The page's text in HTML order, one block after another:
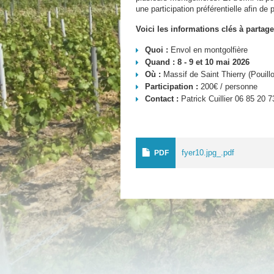
une participation préférentielle afin de
Voici les informations clés à
Quoi : Envol en montgolfière
Quand : 8 - 9 et 10 mai 2026
Où : Massif de Saint Thierry
Participation : 200€ / personne
Contact : Patrick Cuillier 06 85 20
PDF fyer10.jpg_.pdf